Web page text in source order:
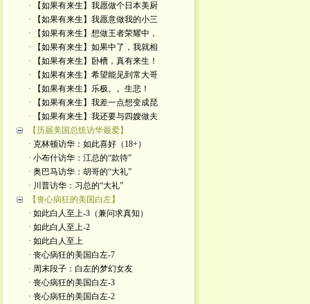
· 【如果有来生】我愿做个日本美厨
· 【如果有来生】我愿意做我的小三
· 【如果有来生】想做王者荣耀中，
· 【如果有来生】如果中了，我就相
· 【如果有来生】卧槽，真有来生！
· 【如果有来生】希望能见到常大哥
· 【如果有来生】乐极。。生悲！
· 【如果有来生】我差一点想变成琵
· 【如果有来生】我还要与四嫂做夫
【历届美国总统访华最爱】
· 克林顿访华：如此喜好（18+）
· 小布什访华：江总的“款待”
· 奥巴马访华：胡哥的“大礼”
· 川普访华：习总的“大礼”
【丧心病狂的美国白左】
· 如此白人至上-3（兼问求真知）
· 如此白人至上-2
· 如此白人至上
· 丧心病狂的美国白左-7
· 周末段子：白左的梦幻女友
· 丧心病狂的美国白左-3
· 丧心病狂的美国白左-2